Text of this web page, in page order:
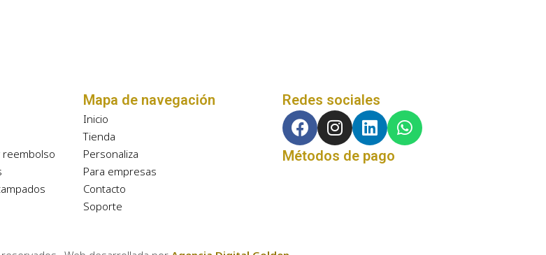
reembolso
Mapa de navegación
Inicio
Tienda
Personaliza
Para empresas
Contacto
Soporte
Redes sociales
Métodos de pago